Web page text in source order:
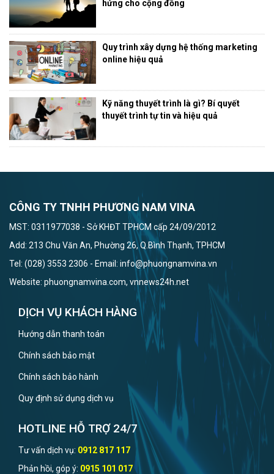
hứng cho cộng đồng
Quy trình xây dựng hệ thống marketing
online hiệu quả
Kỹ năng thuyết trình là gì? Bí quyết
thuyết trình tự tin và hiệu quả
CÔNG TY TNHH PHƯƠNG NAM VINA
MST: 0311977038 - Sở KHĐT TPHCM cấp 24/09/2012
Add: 213 Chu Văn An, Phường 26, Q.Bình Thạnh, TPHCM
Tel: (028) 3553 2306 - Email: info@phuongnamvina.vn
Website: phuongnamvina.com, vnnews24h.net
DỊCH VỤ KHÁCH HÀNG
Hướng dẫn thanh toán
Chính sách bảo mật
Chính sách bảo hành
Quy định sử dụng dịch vụ
HOTLINE HỖ TRỢ 24/7
Tư vấn dịch vụ: 0912 817 117
Phản hồi, góp ý: 0915 101 017